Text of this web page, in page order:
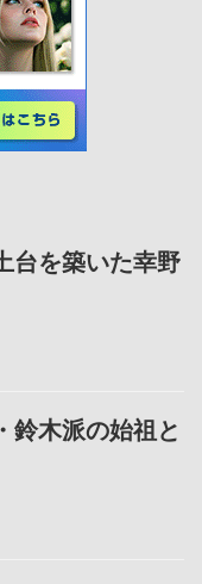
台を築いた幸野
鈴木派の始祖と